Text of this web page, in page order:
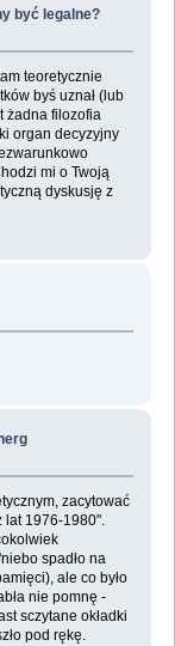
być legalne?
teoretycznie
byś uznał (lub
żadna filozofia
organ decyzyjny
mi o Twoją
dyskusję z
zacytować
lat 1976-1980".
spadło na
ale co było
nie pomnę -
sczytane okładki
pod rękę.